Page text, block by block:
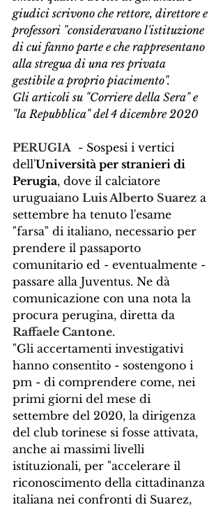
giudici scrivono che rettore, direttore e
professori "consideravano l'istituzione
di cui fanno parte e che rappresentano
alla stregua di una res privata
gestibile a proprio piacimento".
Gli articoli su "Corriere della Sera" e
"la Repubblica" del 4 dicembre 2020
PERUGIA
  - Sospesi i vertici
dell'Università per stranieri di
Perugia, dove il calciatore
uruguaiano Luis Alberto Suarez a
settembre ha tenuto l'esame
"farsa" di italiano, necessario per
prendere il passaporto
comunitario ed - eventualmente -
passare alla Juventus. Ne dà
comunicazione con una nota la
procura perugina, diretta da
Raffaele Cantone.
"Gli accertamenti investigativi
hanno consentito - sostengono i
pm - di comprendere come, nei
primi giorni del mese di
settembre del 2020, la dirigenza
del club torinese si fosse attivata,
anche ai massimi livelli
istituzionali, per "accelerare il
riconoscimento della cittadinanza
italiana nei confronti di Suarez,